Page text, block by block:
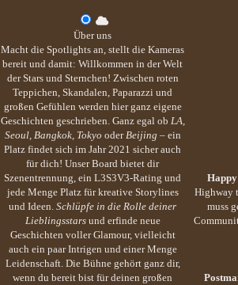
Über uns
Macht die Spotlights an, stellt die Kameras
bereit und damit: Willkommen in der Welt
der Stars und Sternchen! Zwischen roten
Teppichen, Skandalen, Paparazzi und
großen Gefühlen werden hier ganz eigene
Geschichten geschrieben. Ganz egal ob LA,
Seoul, Bangkok, Tokyo oderBeijing – ein
Platz findet sich im Jahr 2021 sicher auch
für dich! Unser Board bietet dir
Szenentrennung, ein L3S3V3-Rating und
jede Menge Platz für kreative Storylines
und Ideen. Schlüpfe in die Rolle deiner
Lieblingsstarsund erfinde neue
Geschichten voller Glamour, vielleicht
auch ein paar Intrigen und einer Menge
Leidenschaft. Die Bühne gehört ganz dir,
wenn du bereit bist für deinen großen
Highway
muss